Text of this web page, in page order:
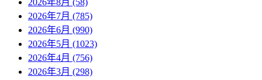
2026年8月 (58)
2026年7月 (785)
2026年6月 (990)
2026年5月 (1023)
2026年4月 (756)
2026年3月 (298)